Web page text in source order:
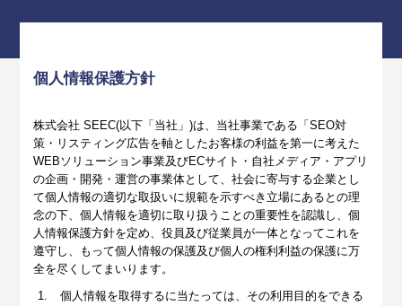
個人情報保護方針
株式会社 SEEC(以下「当社」)は、当社事業である「SEO対
策・リスティング広告を軸としたお客様の利益を第一に考えた
WEBソリューション事業及びECサイト・自社メディア・アプリ
の企画・開発・運営の事業体として、社会に寄与する企業とし
て個人情報の適切な取扱いに規範を示すべき立場にあるとの理
念の下、個人情報を適切に取り扱うことの重要性を認識し、個
人情報保護方針を定め、役員及び従業員が一体となってこれを
遵守し、もって個人情報の保護及び個人の権利利益の保護に万
全を尽くしてまいります。
個人情報を取得するに当たっては、その利用目的をできる